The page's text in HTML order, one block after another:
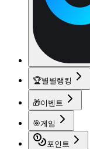
🏆별별랭킹
🎁이벤트
🎯게임
포인트